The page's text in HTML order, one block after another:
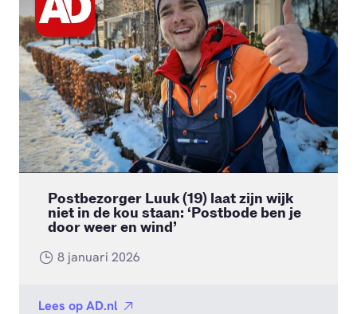
Postbezorger Luuk (19) laat zijn wijk
niet in de kou staan: ‘Postbode ben je
door weer en wind’
8 januari 2026
Lees opAD.nl